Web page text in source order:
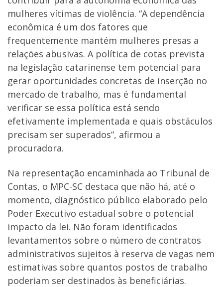
mulheres vítimas de violência. “A dependência
econômica é um dos fatores que
frequentemente mantém mulheres presas a
relações abusivas. A política de cotas prevista
na legislação catarinense tem potencial para
gerar oportunidades concretas de inserção no
mercado de trabalho, mas é fundamental
verificar se essa política está sendo
efetivamente implementada e quais obstáculos
precisam ser superados”, afirmou a
procuradora.
Na representação encaminhada ao Tribunal de
Contas, o MPC-SC destaca que não há, até o
momento, diagnóstico público elaborado pelo
Poder Executivo estadual sobre o potencial
impacto da lei. Não foram identificados
levantamentos sobre o número de contratos
administrativos sujeitos à reserva de vagas nem
estimativas sobre quantos postos de trabalho
poderiam ser destinados às beneficiárias.